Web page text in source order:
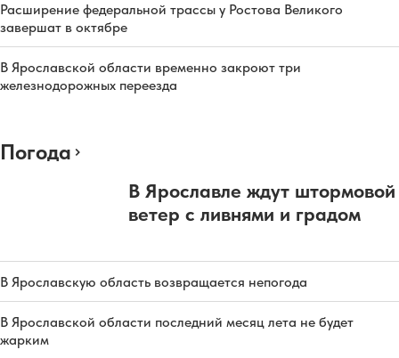
Расширение федеральной трассы у Ростова Великого
завершат в октябре
В Ярославской области временно закроют три
железнодорожных переезда
Погода
В Ярославле ждут штормовой
ветер с ливнями и градом
В Ярославскую область возвращается непогода
В Ярославской области последний месяц лета не будет
жарким